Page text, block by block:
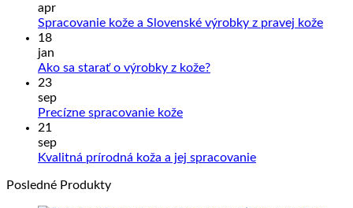
apr
Spracovanie kože a Slovenské výrobky z pravej kože
18
jan
Ako sa starať o výrobky z kože?Žiadne
o
23
sep
Precízne spracovanie kožeŽiadne
Precízne
21
sep
Kvalitná prírodná koža a jej spracovanieŽiadne
Posledné Produkty